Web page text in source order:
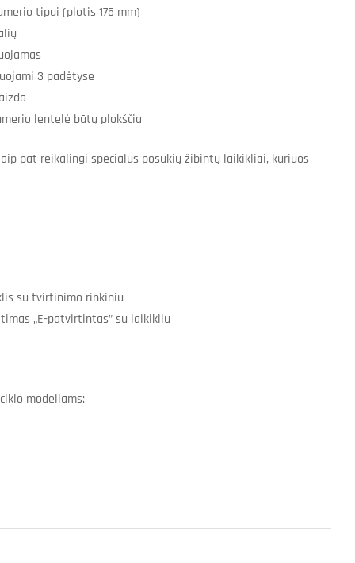
tipui (plotis 175 mm)
3 padėtyse
lentelė būtų plokščia
pat reikalingi specialūs posūkių žibintų laikikliai, kuriuos
su tvirtinimo rinkiniu
„E-patvirtintas” su laikikliu
modeliams: